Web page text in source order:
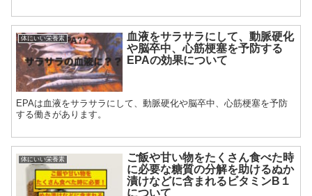
体にいい栄養素
血液をサラサラにして、動脈硬化
や脳卒中、心筋梗塞を予防する
EPAの効果について
EPAは血液をサラサラにして、動脈硬化や脳卒中、心筋梗塞を予防
する働きがあります。
体にいい栄養素
ご飯や甘い物をたくさん食べた時
に必要な糖質の分解を助けるぬか
漬けなどに含まれるビタミンB１
について